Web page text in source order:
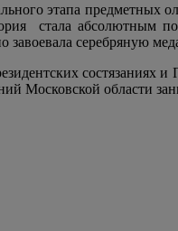
этапа предметных
стала абсолютным
серебряную
состязаниях
Московской области